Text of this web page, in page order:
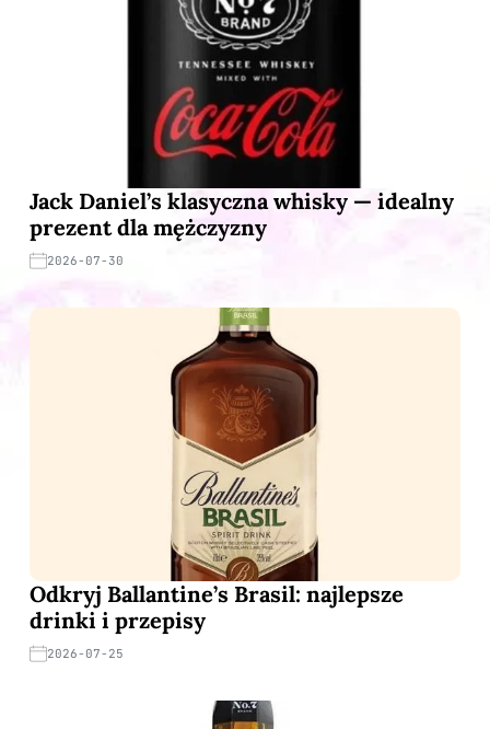
Jack Daniel’s klasyczna whisky — idealny
prezent dla mężczyzny
2026-07-30
Odkryj Ballantine’s Brasil: najlepsze
drinki i przepisy
2026-07-25